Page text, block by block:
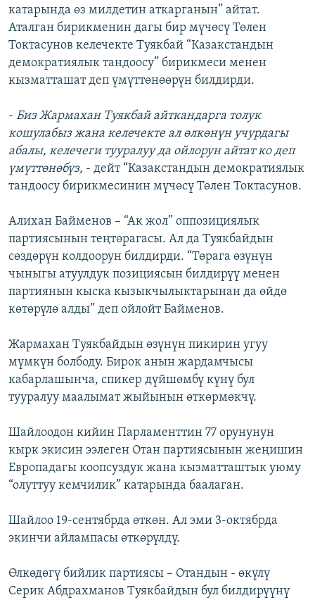
катарында өз милдетин аткарганын” айтат.
Аталган бирикменин дагы бир мүчөсү Төлен
Токтасунов келечекте Туякбай “Казакстандын
демократиялык тандоосу” бирикмеси менен
кызматташат деп үмүттөнөөрүн билдирди.
- Биз Жармахан Туякбай айткандарга толук
кошулабыз жана келечекте ал өлкөнүн учурдагы
абалы, келечеги тууралуу да ойлорун айтат ко деп
үмүттөнөбүз, - дейт “Казакстандын демократиялык
тандоосу бирикмесинин мүчөсү Төлен Токтасунов.
Алихан Байменов – “Ак жол” оппозициялык
партиясынын теңтөрагасы. Ал да Туякбайдын
сөздөрүн колдоорун билдирди. “Төрага өзүнүн
чыныгы атуулдук позициясын билдирүү менен
партиянын кыска кызыкчылыктарынан да өйдө
көтөрүлө алды” деп ойлойт Байменов.
Жармахан Туякбайдын өзүнүн пикирин угуу
мүмкүн болбоду. Бирок анын жардамчысы
кабарлашынча, спикер дүйшөмбү күнү бул
тууралуу маалымат жыйынын өткөрмөкчү.
Шайлоодон кийин Парламенттин 77 орунунун
кырк экисин ээлеген Отан партиясынын жеңишин
Европадагы коопсуздук жана кызматташтык уюму
“олуттуу кемчилик” катарында баалаган.
Шайлоо 19-сентябрда өткөн. Ал эми 3-октябрда
экинчи айлампасы өткөрүлдү.
Өлкөдөгү бийлик партиясы – Отандын - өкүлү
Серик Абдрахманов Туякбайдын бул билдирүүнү